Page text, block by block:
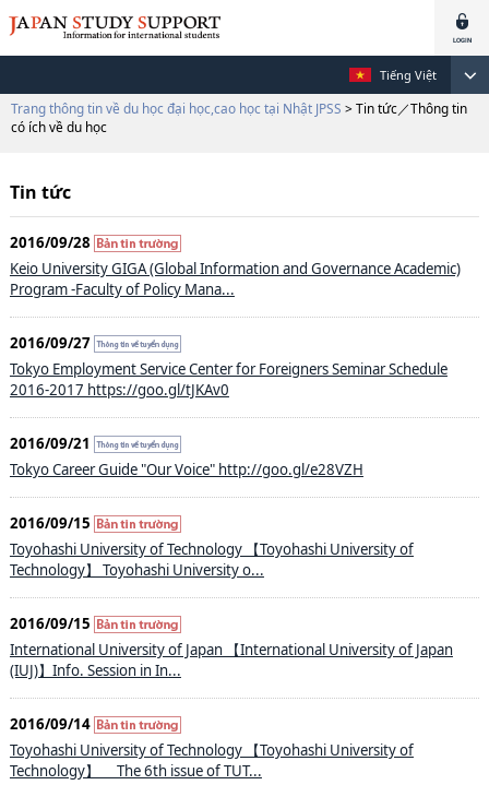
Tiếng Việt
Trang thông tin về du học đại học,cao học tại Nhật JPSS > Tin tức／Thông tin
có ích về du học
Tin tức
2016/09/28
Keio University GIGA (Global Information and Governance Academic)
Program -Faculty of Policy Mana...
2016/09/27
Tokyo Employment Service Center for Foreigners Seminar Schedule
2016-2017 https://goo.gl/tJKAv0
2016/09/21
Tokyo Career Guide "Our Voice" http://goo.gl/e28VZH
2016/09/15
Toyohashi University of Technology 【Toyohashi University of
Technology】 Toyohashi University o...
2016/09/15
International University of Japan 【International University of Japan
(IUJ)】Info. Session in In...
2016/09/14
Toyohashi University of Technology 【Toyohashi University of
Technology】 The 6th issue of TUT...